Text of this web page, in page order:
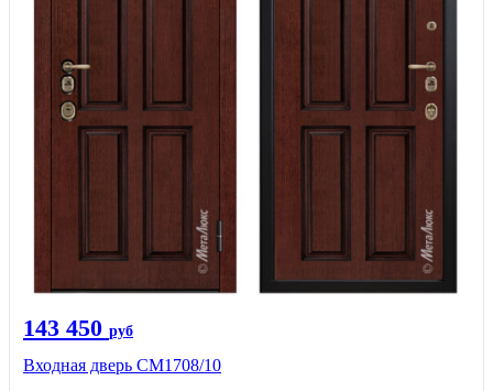
143 450 руб
Входная дверь CМ1708/10